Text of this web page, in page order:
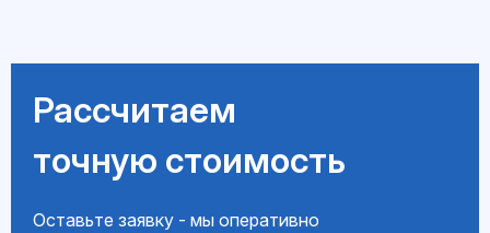
Рассчитаем
точную стоимость
Оставьте заявку - мы оперативно